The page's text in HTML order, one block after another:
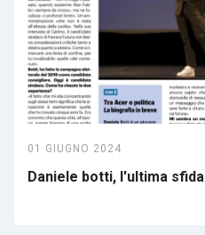
01 GIUGNO 2024
Daniele botti, l'ultima sfida